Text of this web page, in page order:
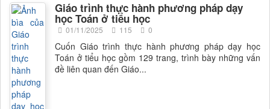
Giáo trình thực hành phương pháp dạy
học Toán ở tiểu học
01/11/2025 115 0
Cuốn Giáo trình thực hành phương pháp dạy học
Toán ở tiểu học gồm 129 trang, trình bày những vấn
đề liên quan đến Giáo...